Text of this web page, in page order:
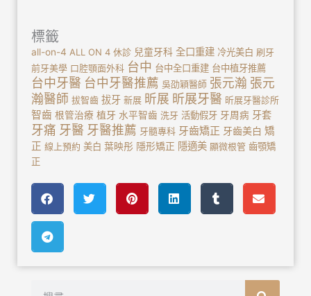
標籤
all-on-4 ALL ON 4 休診 兒童牙科 全口重建 冷光美白 刷牙
前牙美學 口腔顎面外科 台中 台中全口重建 台中植牙推薦
台中牙醫 台中牙醫推薦 吳劭穎醫師 張元瀚 張元
瀚醫師 拔智齒 拔牙 新展 昕展 昕展牙醫 昕展牙醫診所
智齒 根管治療 植牙 水平智齒 洗牙 活動假牙 牙周病 牙套
牙痛 牙醫 牙醫推薦 牙髓專科 牙齒矯正 牙齒美白 矯
正 線上預約 美白 葉映彤 隱形矯正 隱適美 顯微根管 齒顎矯
正